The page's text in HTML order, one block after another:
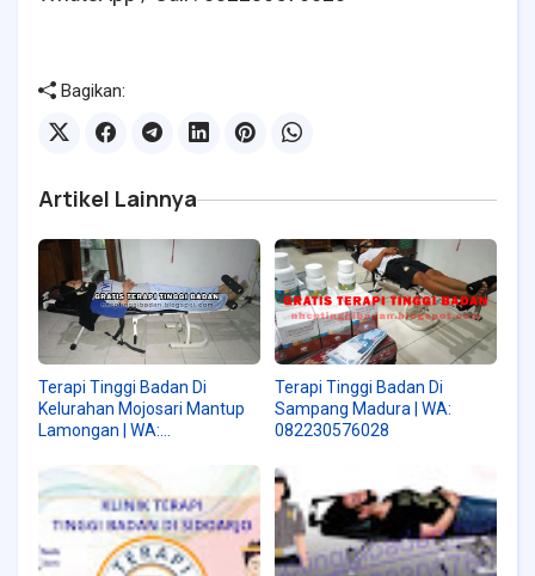
Bagikan:
Artikel Lainnya
Terapi Tinggi Badan Di
Kelurahan Mojosari Mantup
Lamongan | WA:
Terapi Tinggi Badan Di
Sampang Madura | WA:
082230576028